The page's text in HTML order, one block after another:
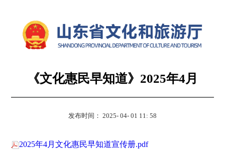
《文化惠民早知道》2025年4月
发布时间： 2025- 04- 01 11: 58
2025年4月文化惠民早知道宣传册.pdf